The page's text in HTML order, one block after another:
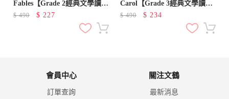
Fables【Grade 2經典文學讀
本】二版（25K+寂天雲隨身聽
$490 $ 227
Carol【Grade 3經典文學讀
本】二版（25K+寂天雲隨身聽
$490 $ 234
會員中心
訂單查詢
關注文鶴
最新消息